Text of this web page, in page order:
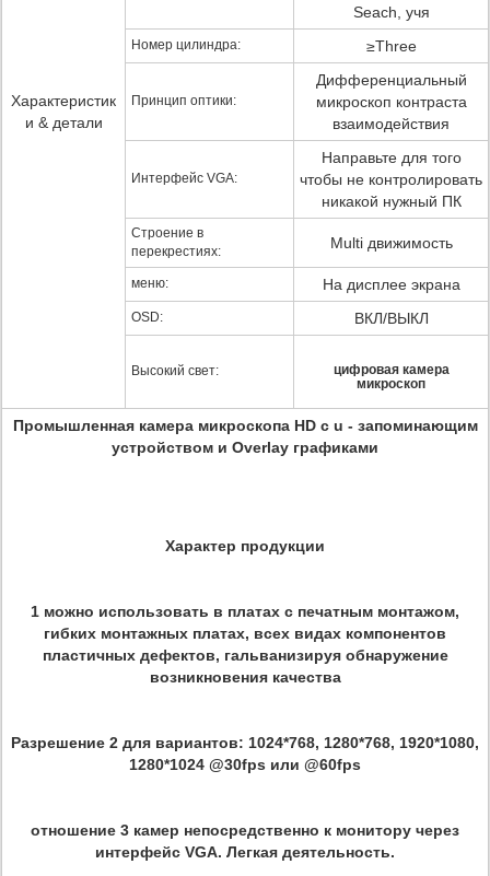
Характеристик
и & детали
Seach, учя
Номер цилиндра: ≥Three
Принцип оптики:
Дифференциальный
микроскоп контраста
взаимодействия
Интерфейс VGA:
Направьте для того
чтобы не контролировать
никакой нужный ПК
Строение в
перекрестиях:
Multi движимость
меню: На дисплее экрана
OSD: ВКЛ/ВЫКЛ
Высокий свет:
цифровая камера
микроскоп
Промышленная камера микроскопа HD с u - запоминающим
устройством и Overlay графиками
Характер продукции
1 можно использовать в платах с печатным монтажом,
гибких монтажных платах, всех видах компонентов
пластичных дефектов, гальванизируя обнаружение
возникновения качества
Разрешение 2 для вариантов: 1024*768, 1280*768, 1920*1080,
1280*1024 @30fps или @60fps
отношение 3 камер непосредственно к монитору через
интерфейс VGA. Легкая деятельность.